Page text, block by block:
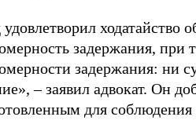
ходатайство
задержания, при
задержания: ни
– заявил адвокат. Он
для